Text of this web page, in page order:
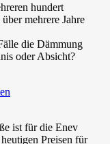
hundert
mehrere Jahre
die Dämmung
oder Absicht?
ist für die Enev
Preisen für